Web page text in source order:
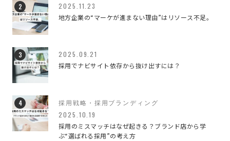
ブランディング 42
ブランディングデザイン
ブランディングのこと
マーケティング
仕事のこと
2025.11.23
地方企業の“マーケが進まない理由”はリソース不足。
2025.09.21
採用でナビサイト依存から抜け出すには？
採用戦略・採用ブランディング
2025.10.19
採用のミスマッチはなぜ起きる？ブランド店から学
ぶ“選ばれる採用”の考え方